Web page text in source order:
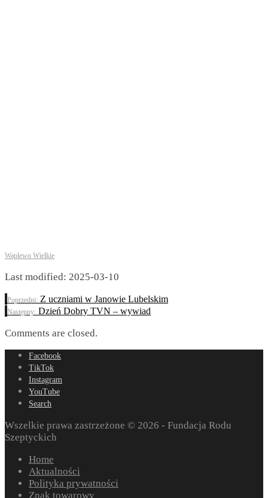
Waplewo Wielkie
Last modified: 2025-03-10
Poprzedni: Z uczniami w Janowie Lubelskim
Następny: Dzień Dobry TVN – wywiad
Comments are closed.
Facebook
TikTok
Instagram
YouTube
Search
Wszelkie prawa zastrzeżone © 2026 - Fundacja Rodu
Szeptyckich
Home
Aktualności
Polityka prywatności
Znak towarowy